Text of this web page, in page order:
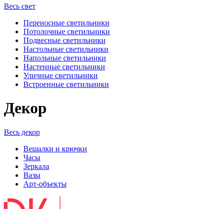
Весь свет
Переносные светильники
Потолочные светильники
Подвесные светильники
Настольные светильники
Напольные светильники
Настенные светильники
Уличные светильники
Встроенные светильники
Декор
Весь декор
Вешалки и крючки
Часы
Зеркала
Вазы
Арт-объекты